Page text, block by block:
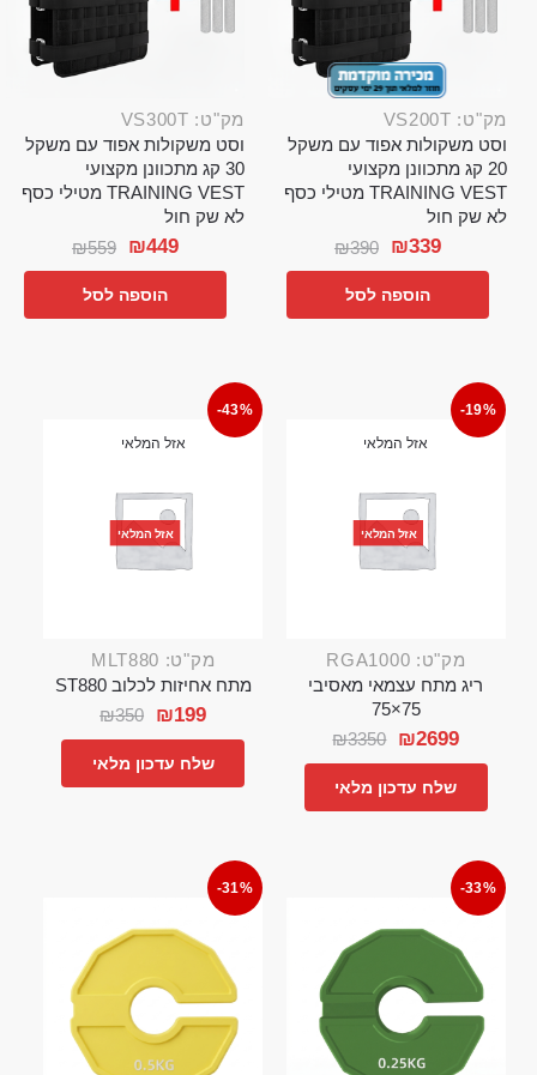
מק"ט: VS200T
וסט משקולות אפוד עם משקל
20 קג מתכוונן מקצועי
TRAINING VEST מטילי כסף
לא שק חול
₪390 ₪339
הוספה לסל
מק"ט: VS300T
וסט משקולות אפוד עם משקל
30 קג מתכוונן מקצועי
TRAINING VEST מטילי כסף
לא שק חול
₪559 ₪449
הוספה לסל
-19%
אזל המלאי
אזל המלאי
מק"ט: RGA1000
ריג מתח עצמאי מאסיבי
75×75
₪3350 ₪2699
שלח עדכון מלאי
-43%
אזל המלאי
אזל המלאי
מק"ט: MLT880
מתח אחיזות לכלוב ST880
₪350 ₪199
שלח עדכון מלאי
-33%
-31%